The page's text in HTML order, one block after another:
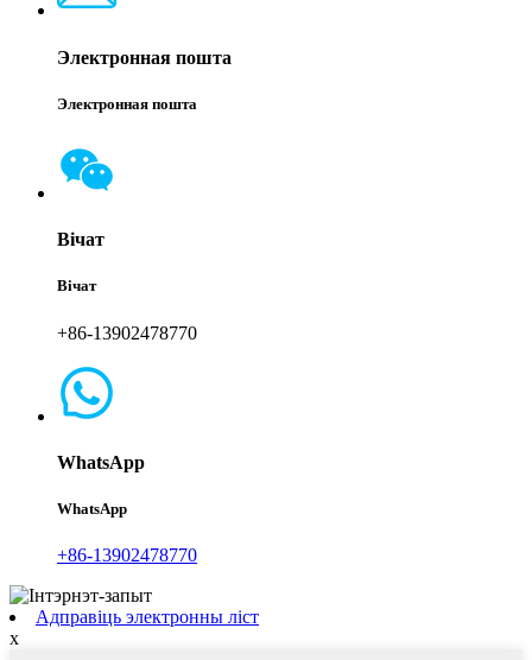
Электронная пошта
Электронная пошта
Вічат
Вічат
+86-13902478770
WhatsApp
WhatsApp
+86-13902478770
Адправіць электронны ліст
x